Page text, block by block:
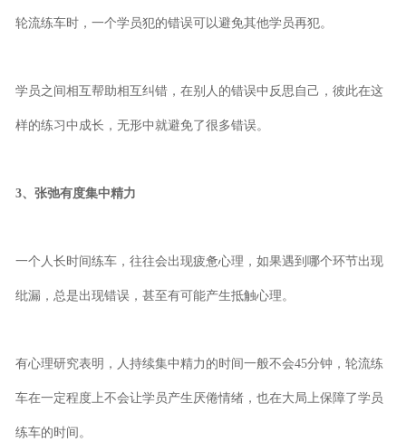
轮流练车时，一个学员犯的错误可以避免其他学员再犯。
学员之间相互帮助相互纠错，在别人的错误中反思自己，彼此在这
样的练习中成长，无形中就避免了很多错误。
3、张弛有度集中精力
一个人长时间练车，往往会出现疲惫心理，如果遇到哪个环节出现
纰漏，总是出现错误，甚至有可能产生抵触心理。
有心理研究表明，人持续集中精力的时间一般不会45分钟，轮流练
车在一定程度上不会让学员产生厌倦情绪，也在大局上保障了学员
练车的时间。